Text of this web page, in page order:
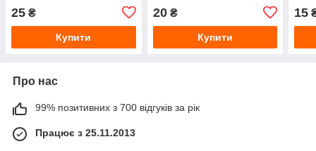
25 ₴
Купити
20₴
Купити
15
Про нас
99% позитивних з 700 відгуків за рік
Працює з 25.11.2013